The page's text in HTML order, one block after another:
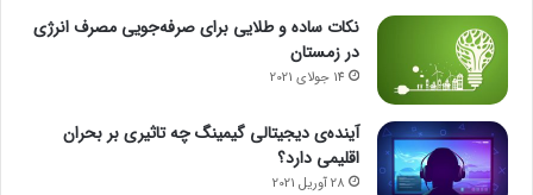
نکات ساده و طلایی برای صرفه‌جویی مصرف انرژی
در زمستان
14 جولای 2021
آینده‌ی دیجیتالی گیمینگ چه تاثیری بر بحران
اقلیمی دارد؟
28 آوریل 2021